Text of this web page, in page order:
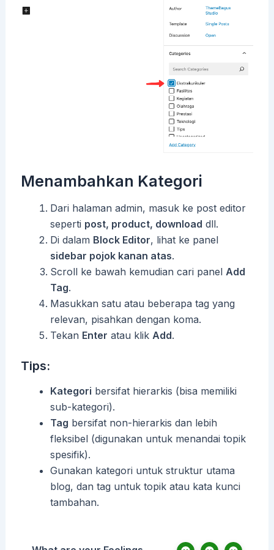
Menambahkan Kategori
Dari halaman admin, masuk ke post editor
seperti post, product, download dll.
Di dalam Block Editor, lihat ke panel
sidebar pojok kanan atas.
Scroll ke bawah kemudian cari panel Add
Tag.
Masukkan satu atau beberapa tag yang
relevan, pisahkan dengan koma.
Tekan Enter atau klik Add.
Tips:
Kategori bersifat hierarkis (bisa memiliki
sub-kategori).
Tag bersifat non-hierarkis dan lebih
fleksibel (digunakan untuk menandai topik
spesifik).
Gunakan kategori untuk struktur utama
blog, dan tag untuk topik atau kata kunci
tambahan.